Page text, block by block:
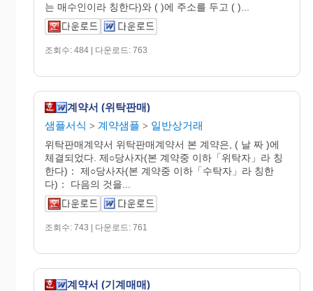
는 매수인이라 칭한다)와 ( )에 주소를 두고 ( )...
조회수: 484 | 다운로드: 763
계약서 (위탁판매)
샘플서식 > 계약샘플 > 일반상거래
위탁판매계약서 위탁판매계약서 본 계약은, ( 날 짜 )에
체결되었다. 제○당사자(본 계약중 이하「위탁자」라 칭
한다)： 제○당사자(본 계약중 이하「수탁자」라 칭한
다)： 다음의 것을...
조회수: 743 | 다운로드: 761
계약서 (기계매매)